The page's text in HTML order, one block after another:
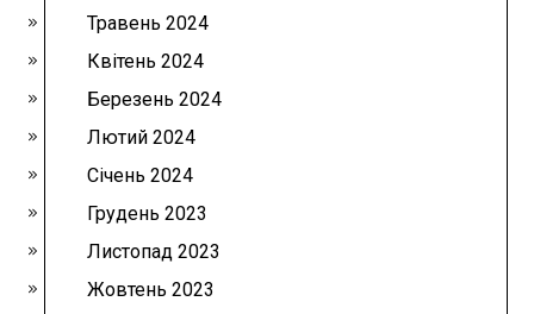
Травень 2024
Квітень 2024
Березень 2024
Лютий 2024
Січень 2024
Грудень 2023
Листопад 2023
Жовтень 2023